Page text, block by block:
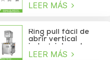
alimentos para
LEER MÁS
Ring pull fácil de
abrir vertical
industrial cerdo
almuerzo pollo
LEER MÁS